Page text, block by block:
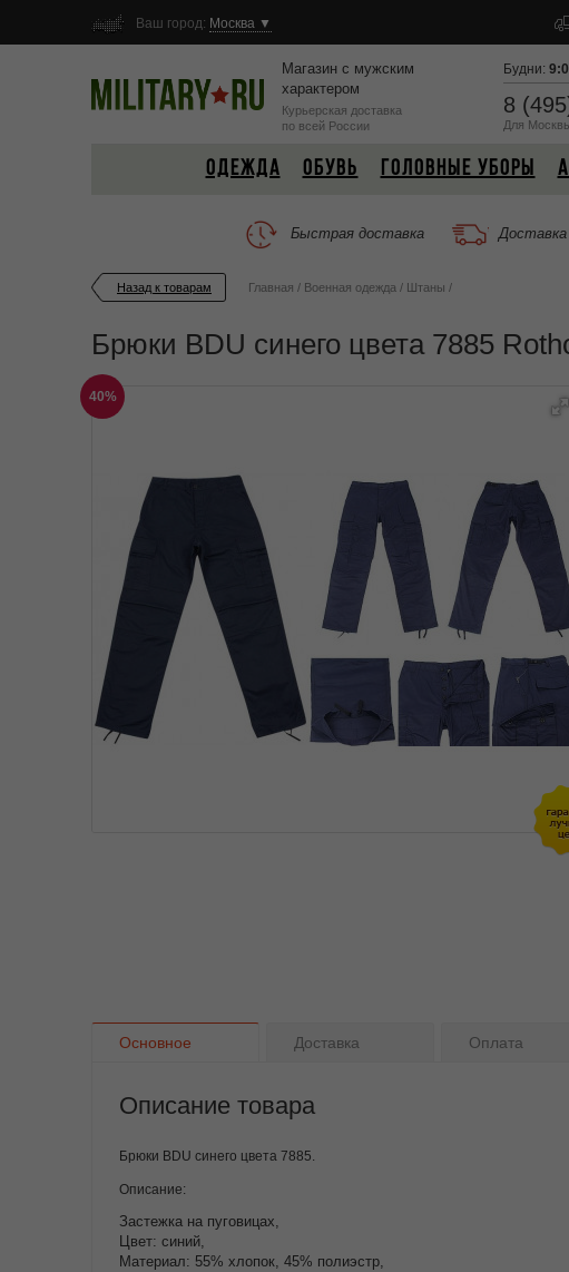
Ваш город: Москва ▼
Магазин с мужским
характером
Курьерская доставка
по всей России
Будни:
8
Для
ОДЕЖДА ОБУВЬ ГОЛОВНЫЕ УБОРЫ
Быстрая доставка Доставка
Назад к товарам Главная / Военная одежда / Штаны /
Брюки BDU синего цвета 7885
40%
Основное Доставка Оплата
Описание товара
Брюки BDU синего цвета 7885.
Описание:
Застежка на пуговицах,
Цвет: синий,
Материал: 55% хлопок, 45% полиэстр,